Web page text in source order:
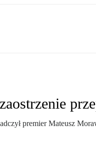
premier Mateusz